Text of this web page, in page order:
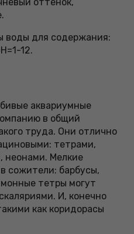
воды для содержания:
12.
аквариумные
в общий
труда. Они отлично
тетрами,
неонами. Мелкие
сожители: барбусы,
тетры могут
И, конечно
как коридорасы